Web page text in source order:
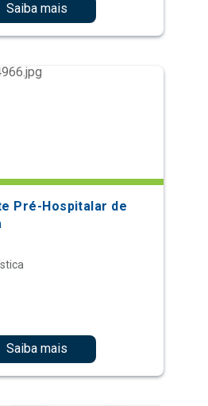
Saiba mais
Pré-Hospitalar de
Saiba mais